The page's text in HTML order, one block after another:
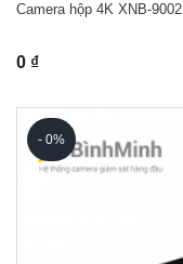
Camera hộp 4K XNB-9002
0 ₫
- 0%